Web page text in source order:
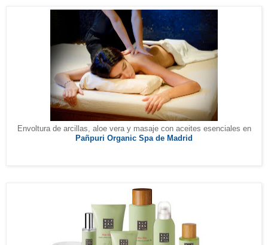
Envoltura de arcillas, aloe vera y masaje con aceites esenciales en
Pañpuri Organic Spa de Madrid